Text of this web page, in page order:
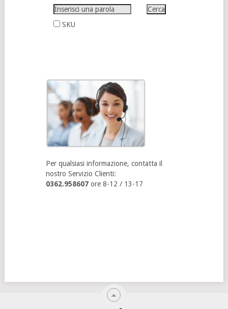
SKU
Per qualsiasi informazione, contatta il
nostro Servizio Clienti:
0362.958607ore 8-12 / 13-17